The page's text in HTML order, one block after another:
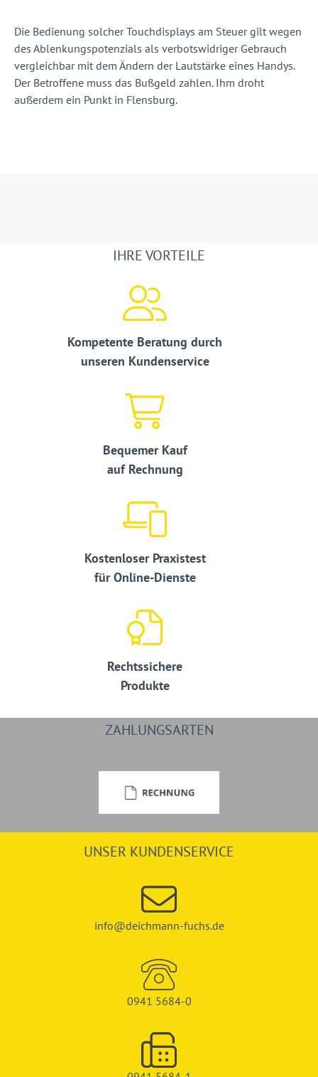
Die Bedienung solcher Touchdisplays am Steuer gilt wegen
des Ablenkungspotenzials als verbotswidriger Gebrauch
vergleichbar mit dem Ändern der Lautstärke eines Handys.
Der Betroffene muss das Bußgeld zahlen. Ihm droht
außerdem ein Punkt in Flensburg.
IHRE VORTEILE
Kompetente Beratung durch
unseren Kundenservice
Bequemer Kauf
auf Rechnung
Kostenloser Praxistest
für Online-Dienste
Rechtssichere
Produkte
ZAHLUNGSARTEN
UNSER KUNDENSERVICE
info@deichmann-fuchs.de
0941 5684-0